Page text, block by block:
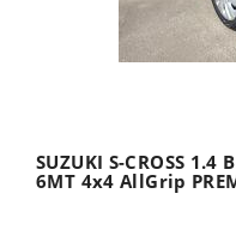
SUZUKI S-CROSS
6MT 4x4 AllGrip